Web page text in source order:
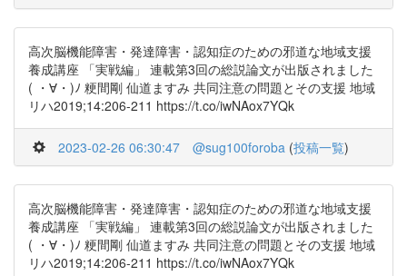
高次脳機能障害・発達障害・認知症のための邪道な地域支援
養成講座 「実戦編」 連載第3回の総説論文が出版されました
( ・∀・)ﾉ 粳間剛 仙道ますみ 共同注意の問題とその支援 地域
リハ2019;14:206-211 https://t.co/iwNAox7YQk
2023-02-26 06:30:47 @sug100foroba (投稿一覧)
高次脳機能障害・発達障害・認知症のための邪道な地域支援
養成講座 「実戦編」 連載第3回の総説論文が出版されました
( ・∀・)ﾉ 粳間剛 仙道ますみ 共同注意の問題とその支援 地域
リハ2019;14:206-211 https://t.co/iwNAox7YQk